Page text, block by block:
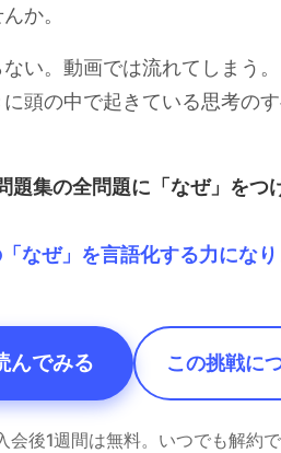
か。
い。動画では流れてしまう。
頭の中で起きている思考の
題集の全問題に「なぜ」をつ
なぜ」を言語化する力になり
んでみる この挑戦に
会後1週間は無料。いつでも解約で